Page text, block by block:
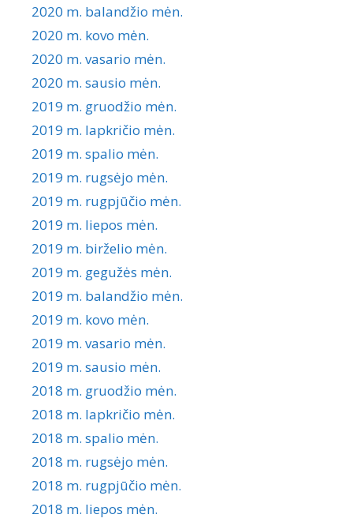
2020 m. balandžio mėn.
2020 m. kovo mėn.
2020 m. vasario mėn.
2020 m. sausio mėn.
2019 m. gruodžio mėn.
2019 m. lapkričio mėn.
2019 m. spalio mėn.
2019 m. rugsėjo mėn.
2019 m. rugpjūčio mėn.
2019 m. liepos mėn.
2019 m. birželio mėn.
2019 m. gegužės mėn.
2019 m. balandžio mėn.
2019 m. kovo mėn.
2019 m. vasario mėn.
2019 m. sausio mėn.
2018 m. gruodžio mėn.
2018 m. lapkričio mėn.
2018 m. spalio mėn.
2018 m. rugsėjo mėn.
2018 m. rugpjūčio mėn.
2018 m. liepos mėn.